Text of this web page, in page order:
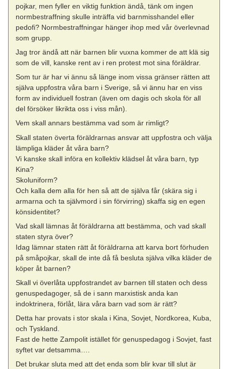
pojkar, men fyller en viktig funktion ändå, tänk om ingen
normbestraffning skulle inträffa vid barnmisshandel eller
pedofi? Normbestraffningar hänger ihop med vår överlevnad
som grupp.
Jag tror ändå att när barnen blir vuxna kommer de att klä sig
som de vill, kanske rent av i ren protest mot sina föräldrar.
Som tur är har vi ännu så länge inom vissa gränser rätten att
själva uppfostra våra barn i Sverige, så vi ännu har en viss
form av individuell fostran (även om dagis och skola för all
del försöker likrikta oss i viss mån).
Vem skall annars bestämma vad som är rimligt?
Skall staten överta föräldrarnas ansvar att uppfostra och välja
lämpliga kläder åt våra barn?
Vi kanske skall införa en kollektiv klädsel åt våra barn, typ
Kina?
Skoluniform?
Och kalla dem alla för hen så att de själva får (skära sig i
armarna och ta självmord i sin förvirring) skaffa sig en egen
könsidentitet?
Vad skall lämnas åt föräldrarna att bestämma, och vad skall
staten styra över?
Idag lämnar staten rätt åt föräldrarna att karva bort förhuden
på småpojkar, skall de inte då få besluta själva vilka kläder de
köper åt barnen?
Skall vi överlåta uppfostrandet av barnen till staten och dess
genuspedagoger, så de i sann marxistisk anda kan
indoktrinera, förlåt, lära våra barn vad som är rätt?
Detta har provats i stor skala i Kina, Sovjet, Nordkorea, Kuba,
och Tyskland.
Fast de hette Zampolit istället för genuspedagog i Sovjet, fast
syftet var detsamma….
Det brukar sluta med att det enda som blir kvar till slut är